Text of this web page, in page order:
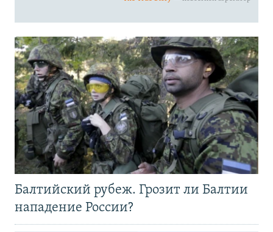
Балтийский рубеж. Грозит ли Балтии
нападение России?